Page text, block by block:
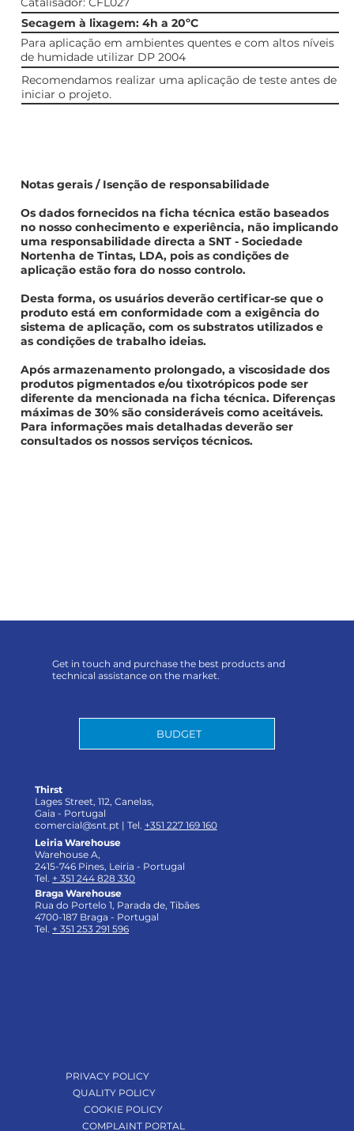
Secagem à lixagem: 4h a 20ºC
Para aplicação em ambientes quentes e com altos níveis
de humidade utilizar DP 2004
Recomendamos realizar uma aplicação de teste antes de
iniciar o projeto.
Notas gerais / Isenção de responsabilidade
Os dados fornecidos na ficha técnica estão baseados
no nosso conhecimento e experiência, não implicando
uma responsabilidade directa a SNT - Sociedade
Nortenha de Tintas, LDA, pois as condições de
aplicação estão fora do nosso controlo.
Desta forma, os usuários deverão certificar-se que o
produto está em conformidade com a exigência do
sistema de aplicação, com os substratos utilizados e
as condições de trabalho ideias.
Após armazenamento prolongado, a viscosidade dos
produtos pigmentados e/ou tixotrópicos pode ser
diferente da mencionada na ficha técnica. Diferenças
máximas de 30% são consideráveis como aceitáveis.
Para informações mais detalhadas deverão ser
consultados os nossos serviços técnicos.
Thirst
Lages Street, 112, Canelas,
Gaia - Portugal
comercial@snt.pt| Tel. +351 227 169 160
Leiria Warehouse
Warehouse A,
2415-746 Pines, Leiria - Portugal
Tel. + 351 244 828 330
Braga Warehouse
Rua do Portelo 1, Parada de, Tibães
4700-187 Braga - Portugal
Tel. + 351 253 291 596
Get in touch and purchase the best products and
technical assistance on the market.
BUDGET
PRIVACY POLICY
QUALITY POLICY
COOKIE POLICY
COMPLAINT PORTAL